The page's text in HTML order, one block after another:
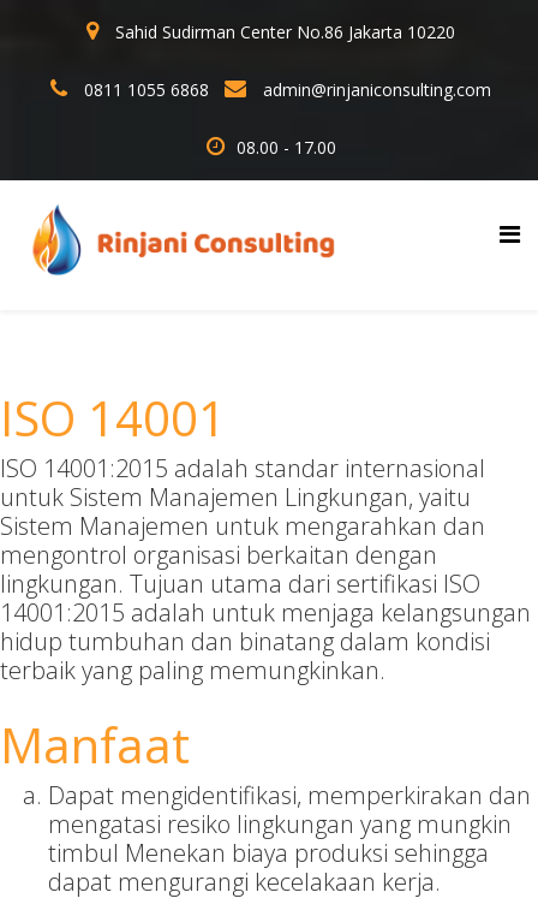
Sahid Sudirman Center No.86 Jakarta 10220
0811 1055 6868 admin@rinjaniconsulting.com
08.00 - 17.00
ISO 14001
ISO 14001:2015 adalah standar internasional
untuk Sistem Manajemen Lingkungan, yaitu
Sistem Manajemen untuk mengarahkan dan
mengontrol organisasi berkaitan dengan
lingkungan. Tujuan utama dari sertifikasi ISO
14001:2015 adalah untuk menjaga kelangsungan
hidup tumbuhan dan binatang dalam kondisi
terbaik yang paling memungkinkan.
Manfaat
Dapat mengidentifikasi, memperkirakan dan
mengatasi resiko lingkungan yang mungkin
timbul Menekan biaya produksi sehingga
dapat mengurangi kecelakaan kerja.